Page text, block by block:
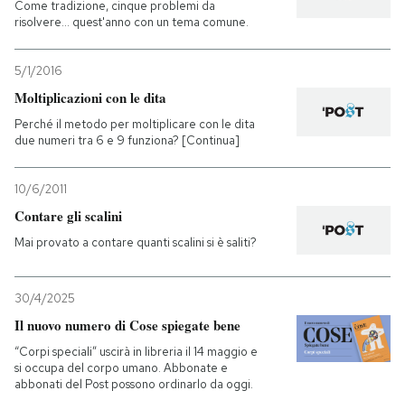
Come tradizione, cinque problemi da
risolvere... quest'anno con un tema comune.
5/1/2016
Moltiplicazioni con le dita
Perché il metodo per moltiplicare con le dita
due numeri tra 6 e 9 funziona? [Continua]
10/6/2011
Contare gli scalini
Mai provato a contare quanti scalini si è saliti?
30/4/2025
Il nuovo numero di Cose spiegate bene
“Corpi speciali” uscirà in libreria il 14 maggio e
si occupa del corpo umano. Abbonate e
abbonati del Post possono ordinarlo da oggi.